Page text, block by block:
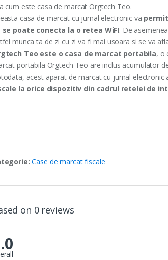
cum este casa de marcat Orgtech Teo.
casa de marcat cu jurnal electronic va
se poate conecta la o retea WiFI. De
munca ta de zi cu zi va fi mai usoara si se va
Teo este o casa de marcat portabila, o
portabila Orgtech Teo are inclus acumulator
acest aparat de marcat cu jurnal electronic
la orice dispozitiv din cadrul retelei de
Case de marcat fiscale
on 0 reviews